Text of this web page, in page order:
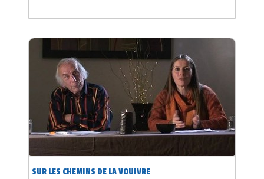
SUR LES CHEMINS DE LA VOUIVRE